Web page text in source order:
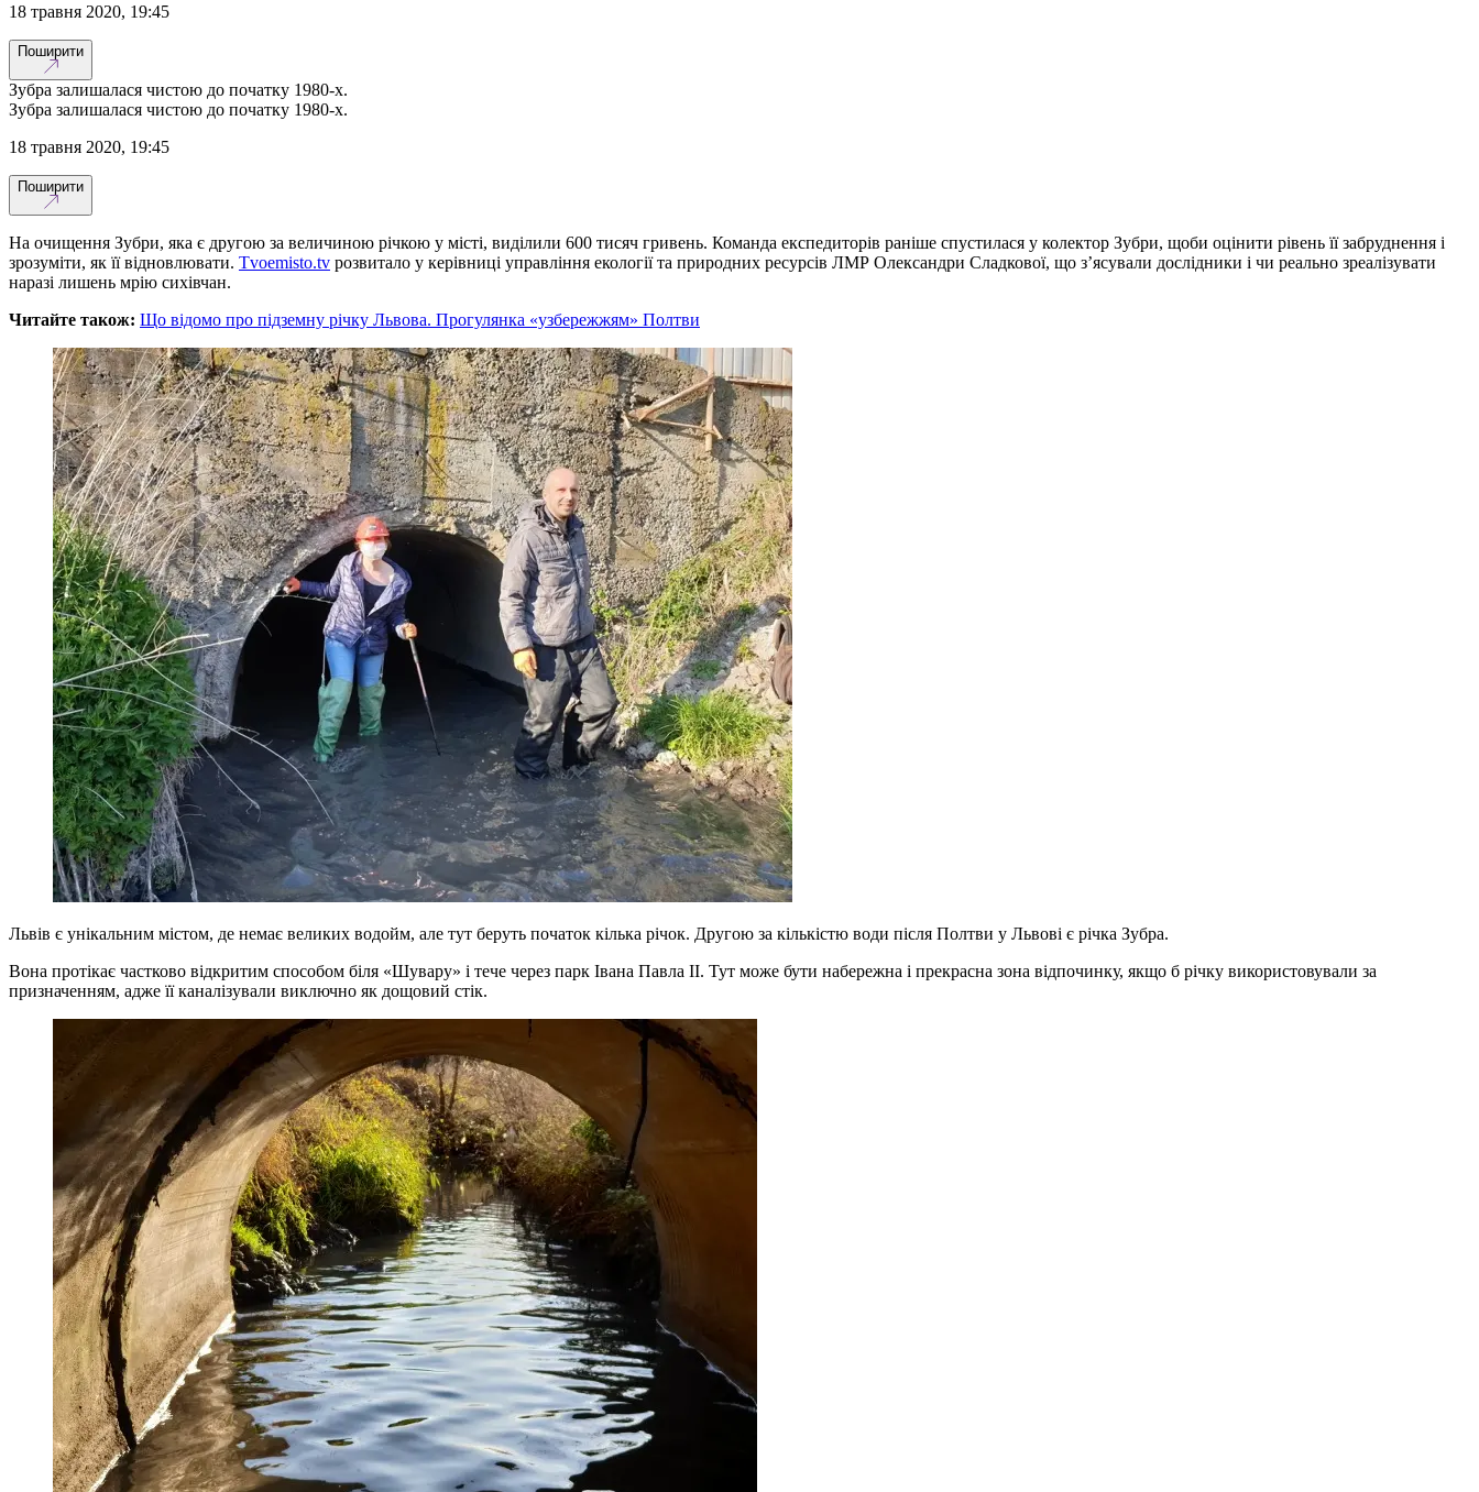
18 травня 2020, 19:45
Поширити
Зубра залишалася чистою до початку 1980-х.
Зубра залишалася чистою до початку 1980-х.
18 травня 2020, 19:45
Поширити
На очищення Зубри, яка є другою за величиною річкою у місті, виділили 600 тисяч гривень. Команда експедиторів раніше спустилася у колектор Зубри, щоби оцінити рівень її забруднення і
зрозуміти, як її відновлювати. Тvoemisto.tv розвитало у керівниці управління екології та природних ресурсів ЛМР Олександри Сладкової, що з’ясували дослідники і чи реально зреалізувати
наразі лишень мрію сихівчан.
Читайте також: Що відомо про підземну річку Львова. Прогулянка «узбережжям» Полтви
Львів є унікальним містом, де немає великих водойм, але тут беруть початок кілька річок. Другою за кількістю води після Полтви у Львові є річка Зубра.
Вона протікає частково відкритим способом біля «Шувару» і тече через парк Івана Павла ІІ. Тут може бути набережна і прекрасна зона відпочинку, якщо б річку використовували за
призначенням, адже її каналізували виключно як дощовий стік.